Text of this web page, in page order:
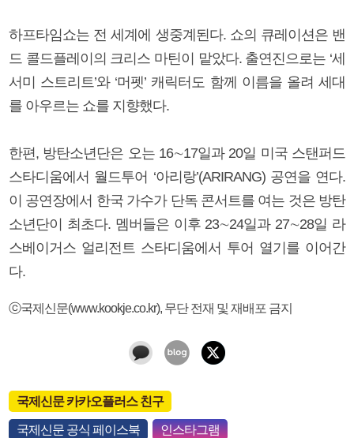
하프타임쇼는 전 세계에 생중계된다. 쇼의 큐레이션은 밴
드 콜드플레이의 크리스 마틴이 맡았다. 출연진으로는 ‘세
서미 스트리트’와 ‘머펫’ 캐릭터도 함께 이름을 올려 세대
를 아우르는 쇼를 지향했다.
한편, 방탄소년단은 오는 16∼17일과 20일 미국 스탠퍼드
스타디움에서 월드투어 ‘아리랑’(ARIRANG) 공연을 연다.
이 공연장에서 한국 가수가 단독 콘서트를 여는 것은 방탄
소년단이 최초다. 멤버들은 이후 23∼24일과 27∼28일 라
스베이거스 얼리전트 스타디움에서 투어 열기를 이어간
다.
ⓒ국제신문(www.kookje.co.kr), 무단 전재 및 재배포 금지
국제신문 카카오플러스 친구
국제신문 공식 페이스북 인스타그램